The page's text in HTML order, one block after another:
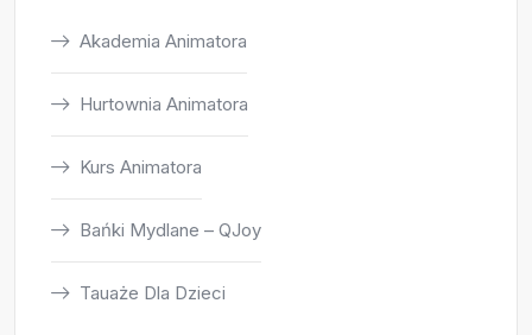
Akademia Animatora
Hurtownia Animatora
Kurs Animatora
Bańki Mydlane – QJoy
Tauaże Dla Dzieci